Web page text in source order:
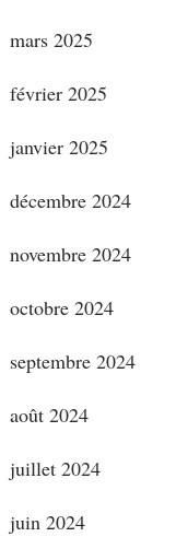
mars 2025
février 2025
janvier 2025
décembre 2024
novembre 2024
octobre 2024
septembre 2024
août 2024
juillet 2024
juin 2024